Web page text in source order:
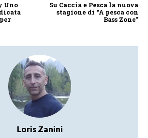
Uno
Su Caccia e Pesca la nuova
stagione di “A pesca con
Bass Zone”
Loris Zanini